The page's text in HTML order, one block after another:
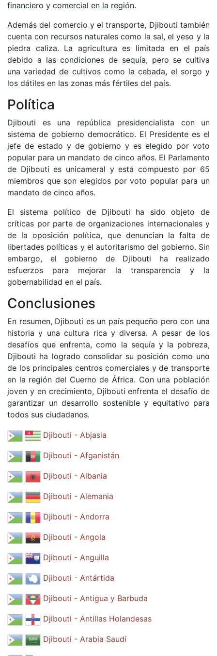
financiero y comercial en la región.
Además del comercio y el transporte, Djibouti también
cuenta con recursos naturales como la sal, el yeso y la
piedra caliza. La agricultura es limitada en el país
debido a las condiciones de sequía, pero se cultiva
una variedad de cultivos como la cebada, el sorgo y
los dátiles en las zonas más fértiles del país.
Política
Djibouti es una república presidencialista con un
sistema de gobierno democrático. El Presidente es el
jefe de estado y de gobierno y es elegido por voto
popular para un mandato de cinco años. El Parlamento
de Djibouti es unicameral y está compuesto por 65
miembros que son elegidos por voto popular para un
mandato de cinco años.
El sistema político de Djibouti ha sido objeto de
críticas por parte de organizaciones internacionales y
de la oposición política, que denuncian la falta de
libertades políticas y el autoritarismo del gobierno. Sin
embargo, el gobierno de Djibouti ha realizado
esfuerzos para mejorar la transparencia y la
gobernabilidad en el país.
Conclusiones
En resumen, Djibouti es un país pequeño pero con una
historia y una cultura rica y diversa. A pesar de los
desafíos que enfrenta, como la sequía y la pobreza,
Djibouti ha logrado consolidar su posición como uno
de los principales centros comerciales y de transporte
en la región del Cuerno de África. Con una población
joven y en crecimiento, Djibouti enfrenta el desafío de
garantizar un desarrollo sostenible y equitativo para
todos sus ciudadanos.
Djibouti - Abjasia
Djibouti - Afganistán
Djibouti - Albania
Djibouti - Alemania
Djibouti - Andorra
Djibouti - Angola
Djibouti - Anguilla
Djibouti - Antártida
Djibouti - Antigua y Barbuda
Djibouti - Antillas Holandesas
Djibouti - Arabia Saudí